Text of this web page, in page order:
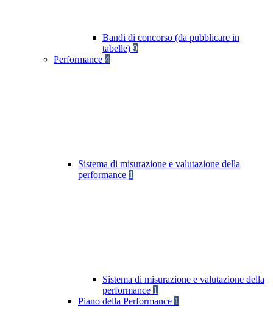
Bandi di concorso (da pubblicare in
tabelle) 9
Performance 4
Sistema di misurazione e valutazione della
performance 1
Sistema di misurazione e valutazione della
performance 1
Piano della Performance 1